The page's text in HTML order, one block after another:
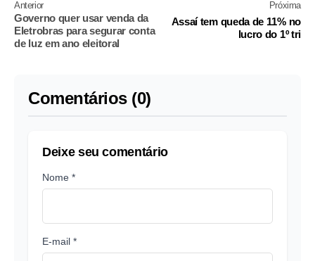
Anterior
Governo quer usar venda da
Eletrobras para segurar conta
de luz em ano eleitoral
Próxima
Assaí tem queda de 11% no
lucro do 1º tri
Comentários (0)
Deixe seu comentário
Nome *
E-mail *